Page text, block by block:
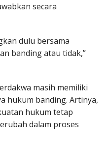
secara
dulu bersama
banding atau tidak,”
masih memiliki
hukum banding. Artinya,
hukum tetap
dalam proses